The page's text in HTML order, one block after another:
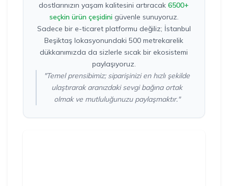
dostlarınızın yaşam kalitesini artıracak6500+
seçkin ürün çeşidinigüvenle sunuyoruz.
Sadece bir e-ticaret platformu değiliz; İstanbul
Beşiktaş lokasyonundaki 500 metrekarelik
dükkanımızda da sizlerle sıcak bir ekosistemi
paylaşıyoruz.
"Temel prensibimiz; siparişinizi en hızlı şekilde
ulaştırarak aranızdaki sevgi bağına ortak
olmak ve mutluluğunuzu paylaşmaktır."